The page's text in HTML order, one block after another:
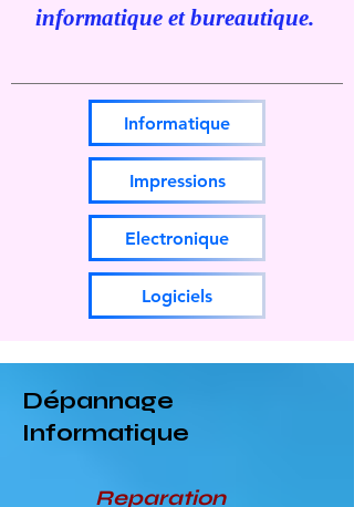
informatique et bureautique.
Informatique
Impressions
Electronique
Logiciels
Dépannage
Informatique
Reparation